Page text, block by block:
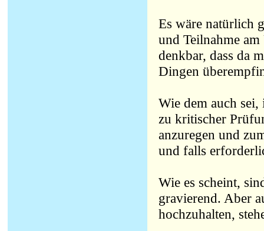
Es wäre natürlich
und Teilnahme
denkbar, dass da
Dingen
Wie dem auch
zu kritischer
anzuregen und
und falls
Wie es scheint,
gravierend. Aber
hochzuhalten,